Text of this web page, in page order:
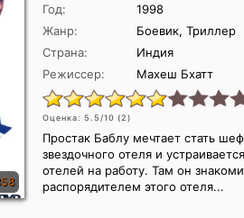
Год:
1998
Жанр:
Боевик, Триллер
Страна:
Индия
Режиссер:
Махеш Бхатт
Оценка: 5.5/10 (2)
Простак Баблу мечтает стать
звездочного отеля и
отелей на работу. Там он
распорядителем этого отеля...